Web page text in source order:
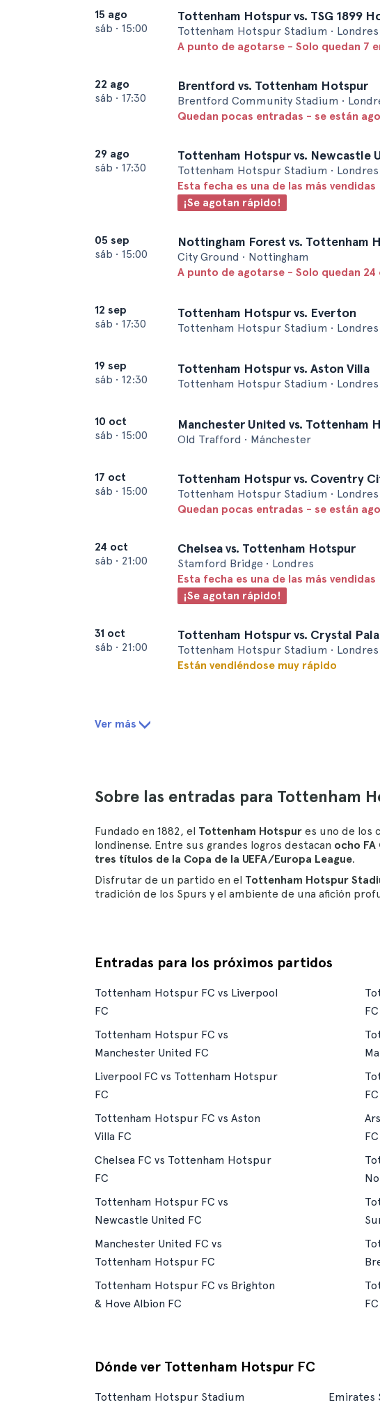
15 ago
sáb • 15:00
Tottenham Hotspur vs. TSG 1899
Tottenham Hotspur Stadium • Londres
A punto de agotarse - Solo quedan 7
22 ago
sáb • 17:30
Brentford vs. Tottenham Hotspur
Brentford Community Stadium •
Quedan pocas entradas - se están
29 ago
sáb • 17:30
Tottenham Hotspur vs. Newcastle
Tottenham Hotspur Stadium • Londres
Esta fecha es una de las más vendidas
¡Se agotan rápido!
05 sep
sáb • 15:00
Nottingham Forest vs. Tottenham
City Ground • Nottingham
A punto de agotarse - Solo quedan 24
12 sep
sáb • 17:30
Tottenham Hotspur vs. Everton
Tottenham Hotspur Stadium • Londres
19 sep
sáb • 12:30
Tottenham Hotspur vs. Aston Villa
Tottenham Hotspur Stadium • Londres
10 oct
sáb • 15:00
Manchester United vs. Tottenham
Old Trafford • Mánchester
17 oct
sáb • 15:00
Tottenham Hotspur vs. Coventry
Tottenham Hotspur Stadium • Londres
Quedan pocas entradas - se están
24 oct
sáb • 21:00
Chelsea vs. Tottenham Hotspur
Stamford Bridge • Londres
Esta fecha es una de las más vendidas
¡Se agotan rápido!
31 oct
sáb • 21:00
Tottenham Hotspur vs. Crystal
Tottenham Hotspur Stadium • Londres
Están vendiéndose muy rápido
Ver más
Sobre las entradas para Tottenham
Fundado en 1882, el Tottenham Hotspur es uno de los
londinense. Entre sus grandes logros destacan ocho FA
tres títulos de la Copa de la UEFA/Europa League.
Disfrutar de un partido en el Tottenham Hotspur
tradición de los Spurs y el ambiente de una afición
Entradas para los próximos partidos
Tottenham Hotspur FC vs Liverpool
FC
FC
Tottenham Hotspur FC vs
Manchester United FC
Liverpool FC vs Tottenham Hotspur
FC
FC
Tottenham Hotspur FC vs Aston
Villa FC
FC
Chelsea FC vs Tottenham Hotspur
FC
Tottenham Hotspur FC vs
Newcastle United FC
Manchester United FC vs
Tottenham Hotspur FC
Tottenham Hotspur FC vs Brighton
& Hove Albion FC
FC
Dónde ver Tottenham Hotspur FC
Tottenham Hotspur Stadium Emirates